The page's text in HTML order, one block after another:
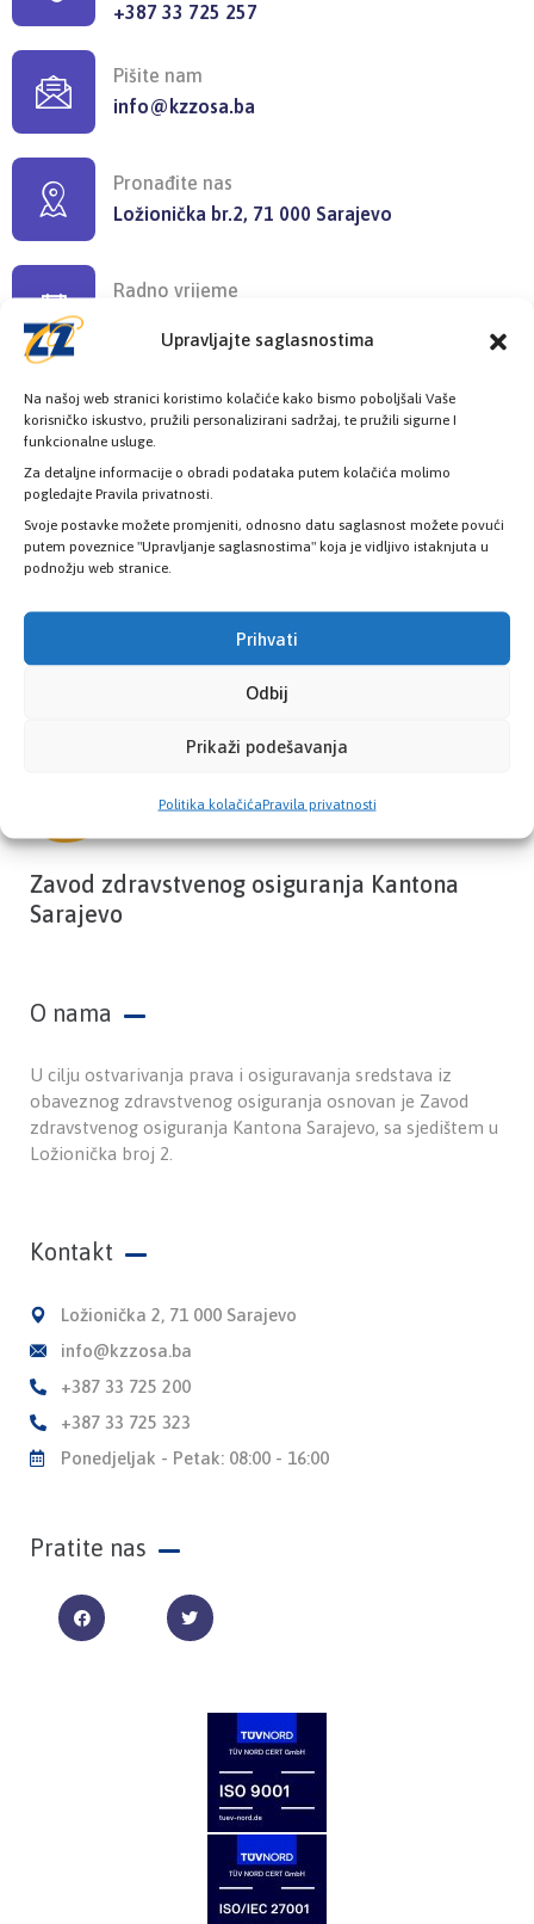
Upravljajte saglasnostima
Na našoj web stranici koristimo kolačiće kako bismo poboljšali Vaše
korisničko iskustvo, pružili personalizirani sadržaj, te pružili sigurne I
funkcionalne usluge.
Za detaljne informacije o obradi podataka putem kolačića molimo
pogledajte Pravila privatnosti.
Svoje postavke možete promjeniti, odnosno datu saglasnost možete povući
putem poveznice "Upravljanje saglasnostima" koja je vidljivo istaknjuta u
podnožju web stranice.
Prihvati
Odbij
Prikaži podešavanja
Politika kolačićaPravila privatnosti
+387 33 725 257
Pišite nam
info@kzzosa.ba
Pronađite nas
Ložionička br.2, 71 000 Sarajevo
Radno vrijeme
Provjerite status vaše elektronske
zdravstvene kartice
Zavod zdravstvenog osiguranja Kantona
Sarajevo
O nama
U cilju ostvarivanja prava i osiguravanja sredstava iz
obaveznog zdravstvenog osiguranja osnovan je Zavod
zdravstvenog osiguranja Kantona Sarajevo, sa sjedištem u
Ložionička broj 2.
Kontakt
Ložionička 2, 71 000 Sarajevo
info@kzzosa.ba
+387 33 725 200
+387 33 725 323
Ponedjeljak - Petak: 08:00 - 16:00
Pratite nas